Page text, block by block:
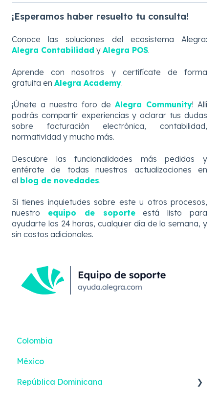
¡Esperamos haber resuelto tu consulta!
Conoce las soluciones del ecosistema Alegra:
Alegra Contabilidad y Alegra POS.
Aprende con nosotros y certifícate de forma
gratuita en Alegra Academy.
¡Únete a nuestro foro de Alegra Community! Allí
podrás compartir experiencias y aclarar tus dudas
sobre facturación electrónica, contabilidad,
normatividad y mucho más.
Descubre las
funcionalidades más pedidas y
entérate de todas nuestras actualizaciones en
el blog de novedades.
Si tienes inquietudes sobre este u otros procesos,
nuestro equipo de soporteestá listo para
ayudarte las 24 horas, cualquier día de la semana, y
sin costos adicionales.
Colombia
México
República Dominicana